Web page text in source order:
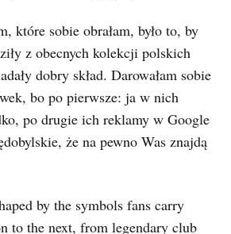
które sobie obrałam, było to, by
z obecnych kolekcji polskich
dobry skład. Darowałam sobie
bo po pierwsze: ja w nich
po drugie ich reklamy w Google
że na pewno Was znajdą
by the symbols fans carry
to the next, from legendary club